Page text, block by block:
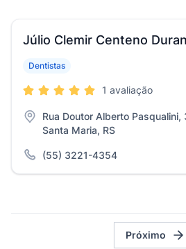
Júlio Clemir Centeno
Dentistas
1 avaliação
Rua Doutor Alberto
Santa Maria, RS
(55) 3221-4354
Próximo